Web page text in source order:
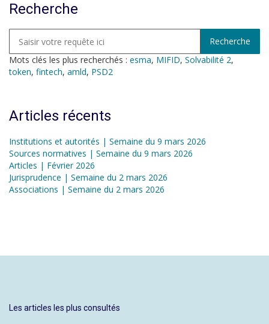
Recherche
Mots clés les plus recherchés : esma, MIFID, Solvabilité 2,
token, fintech, amld, PSD2
Articles récents
Institutions et autorités | Semaine du 9 mars 2026
Sources normatives | Semaine du 9 mars 2026
Articles | Février 2026
Jurisprudence | Semaine du 2 mars 2026
Associations | Semaine du 2 mars 2026
Les articles les plus consultés